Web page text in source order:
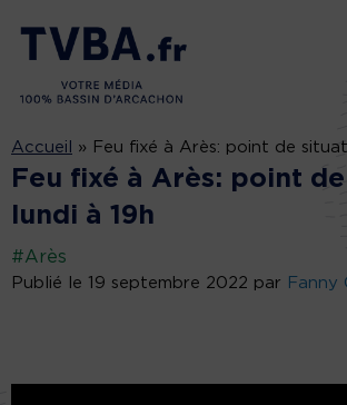
Accueil » Feu fixé à Arès: point de
Feu fixé à Arès: point
lundi à 19h
#Arès
Publié le 19 septembre 2022 par Fanny